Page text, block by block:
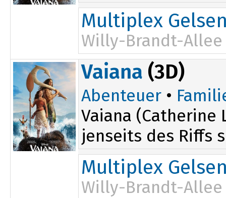
Multiplex
Willy-Brandt-Allee
15:00
17:45
Vaiana (3D)
Abenteuer •
Vaiana
jenseits des Riffs
Multiplex
Willy-Brandt-Allee